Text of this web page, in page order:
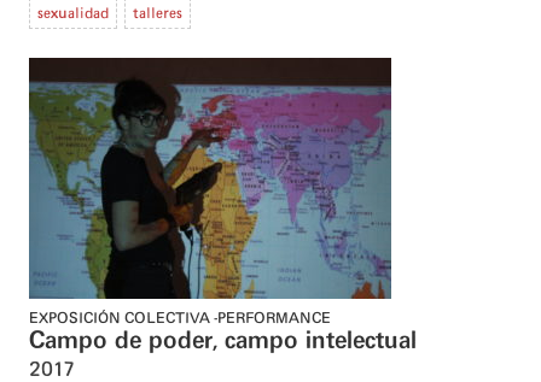
sexualidad talleres
EXPOSICIÓN COLECTIVA PERFORMANCE
Campo de poder, campo intelectual
2017